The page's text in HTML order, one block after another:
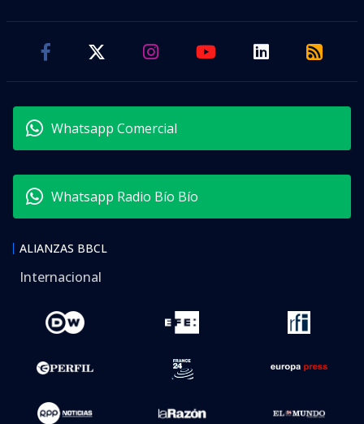
Whatsapp Comercial
Whatsapp Radio Bío Bío
ALIANZAS BBCL
Internacional